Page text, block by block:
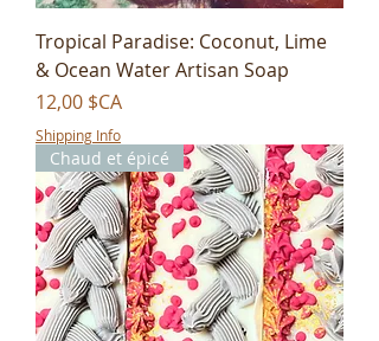
Tropical Paradise: Coconut, Lime
& Ocean Water Artisan Soap
Prix
12,00 $CA
Shipping Info
Chaud et épicé